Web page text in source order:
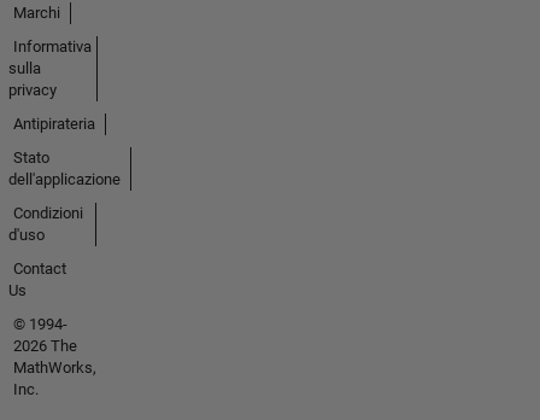
Marchi
Informativa
sulla
privacy
Antipirateria
Stato
dell'applicazione
Condizioni
d'uso
Contact
Us
© 1994-
2026 The
MathWorks,
Inc.